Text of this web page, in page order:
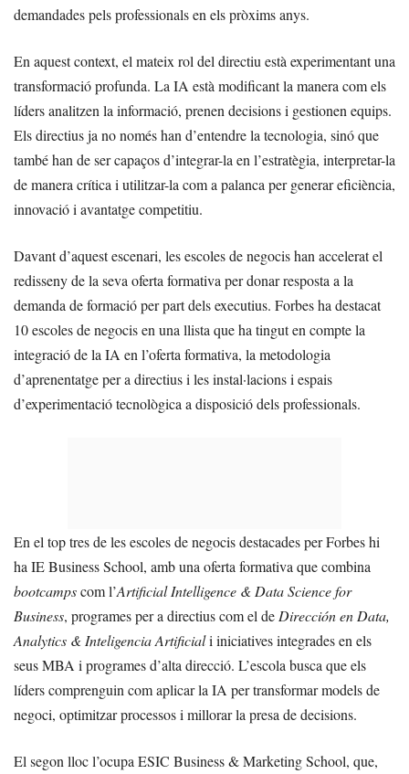
demandades pels professionals en els pròxims anys.
En aquest context, el mateix rol del directiu està experimentant una
transformació profunda. La IA està modificant la manera com els
líders analitzen la informació, prenen decisions i gestionen equips.
Els directius ja no només han d’entendre la tecnologia, sinó que
també han de ser capaços d’integrar-la en l’estratègia, interpretar-la
de manera crítica i utilitzar-la com a palanca per generar eficiència,
innovació i avantatge competitiu.
Davant d’aquest escenari, les escoles de negocis han accelerat el
redisseny de la seva oferta formativa per donar resposta a la
demanda de formació per part dels executius. Forbes ha destacat
10 escoles de negocis en una llista que ha tingut en compte la
integració de la IA en l’oferta formativa, la metodologia
d’aprenentatge per a directius i les instal·lacions i espais
d’experimentació tecnològica a disposició dels professionals.
En el top tres de les escoles de negocis destacades per Forbes hi
ha IE Business School, amb una oferta formativa que combina
bootcampscom l’Artificial Intelligence & Data Science for
Business, programes per a directius com el de Dirección en Data,
Analytics & Inteligencia Artificiali iniciatives integrades en els
seus MBA i programes d’alta direcció. L’escola busca que els
líders comprenguin com aplicar la IA per transformar models de
negoci, optimitzar processos i millorar la presa de decisions.
El segon lloc l’ocupa ESIC Business & Marketing School, que,